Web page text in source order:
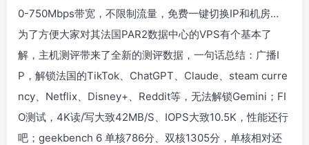
0-750Mbps带宽，不限制流量，免费一键切换IP和机房…
为了方便大家对其法国PAR2数据中心的VPS有个基本了
解，主机测评带来了全新的测评数据，一句话总结：广播I
P，解锁法国的TikTok、ChatGPT、Claude、steam curre
ncy、Netflix、Disney+、Reddit等，无法解锁Gemini；FI
O测试，4K读/写大致42MB/S、IOPS大致10.5K，性能还行
吧；geekbench 6 单核786分、双核1305分，单核相对还